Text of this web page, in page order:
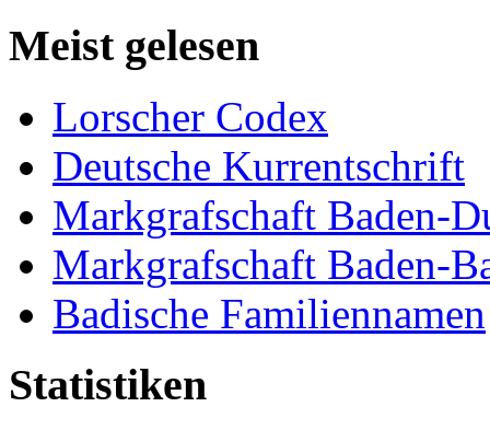
Meist gelesen
Lorscher Codex
Deutsche Kurrentschrift
Markgrafschaft Baden-
Markgrafschaft Baden-
Badische Familiennamen
Statistiken